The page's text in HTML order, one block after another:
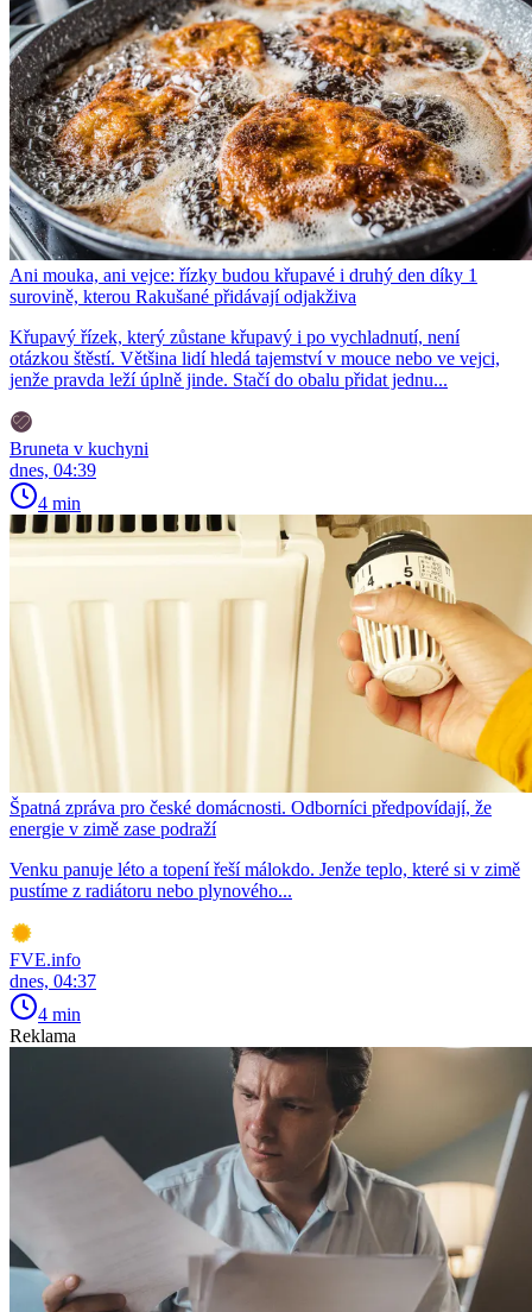
Ani mouka, ani vejce: řízky budou křupavé i druhý den díky 1
surovině, kterou Rakušané přidávají odjakživa
Křupavý řízek, který zůstane křupavý i po vychladnutí, není
otázkou štěstí. Většina lidí hledá tajemství v mouce nebo ve vejci,
jenže pravda leží úplně jinde. Stačí do obalu přidat jednu...
Bruneta v kuchyni
dnes, 04:39
4 min
Špatná zpráva pro české domácnosti. Odborníci předpovídají, že
energie v zimě zase podraží
Venku panuje léto a topení řeší málokdo. Jenže teplo, které si v zimě
pustíme z radiátoru nebo plynového...
FVE.info
dnes, 04:37
4 min
Reklama